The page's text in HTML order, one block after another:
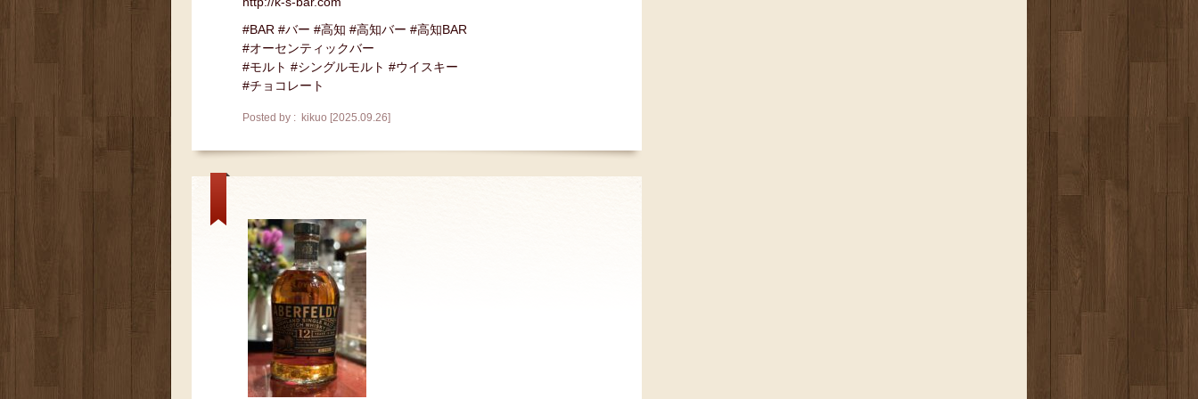
#BAR #バー #高知 #高知バー #高知BAR
#オーセンティックバー
#モルト #シングルモルト #ウイスキー
#チョコレート
Posted by : kikuo [2025.09.26]